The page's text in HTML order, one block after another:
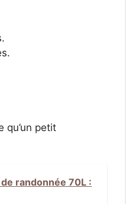
qu’un petit
randonnée 70L :